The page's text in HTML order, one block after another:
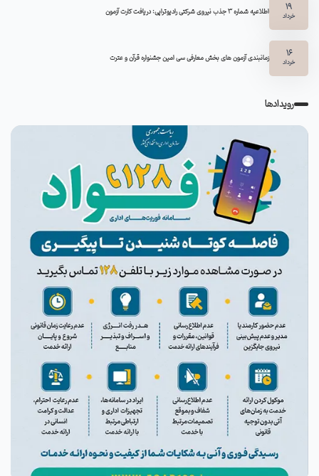
19
خرداد اطلاعیه شماره 3 جذب نیروی شرکتی رادیوتراپی: دریافت کارت آزمون
16
خرداد زمانبندی آزمون های بخش معارفی سی امین جشنواره قرآن و عترت
رویدادها